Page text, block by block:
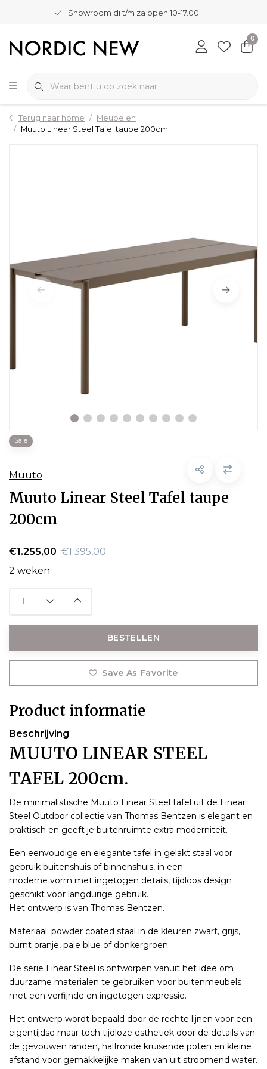
Showroom di t/m za open 10-17.00
0
Terug naar home
Meubelen
Muuto Linear Steel Tafel taupe 200cm
Sale
Muuto
Muuto Linear Steel Tafel taupe
200cm
€1.255,00 €1.395,00
2 weken
BESTELLEN
Save As Favorite
Product informatie
Beschrijving
MUUTO LINEAR STEEL
TAFEL 200cm.
De minimalistische Muuto Linear Steel tafel uit de Linear
Steel Outdoor collectie van Thomas Bentzen is elegant en
praktisch en geeft je buitenruimte extra moderniteit.
Een eenvoudige en elegante tafel in gelakt staal voor
gebruik buitenshuis of binnenshuis, in een
moderne vorm met ingetogen details, tijdloos design
geschikt voor langdurige gebruik.
Het ontwerp is van Thomas Bentzen.
Materiaal: powder coated staal in de kleuren zwart, grijs,
burnt oranje, pale blue of donkergroen.
De serie Linear Steel is ontworpen vanuit het idee om
duurzame materialen te gebruiken voor buitenmeubels
met een verfijnde en ingetogen expressie.
Het ontwerp wordt bepaald door de rechte lijnen voor een
eigentijdse maar toch tijdloze esthetiek door de details van
de gevouwen randen, halfronde kruisende poten en kleine
afstand voor gemakkelijke maken van uit stroomend water.